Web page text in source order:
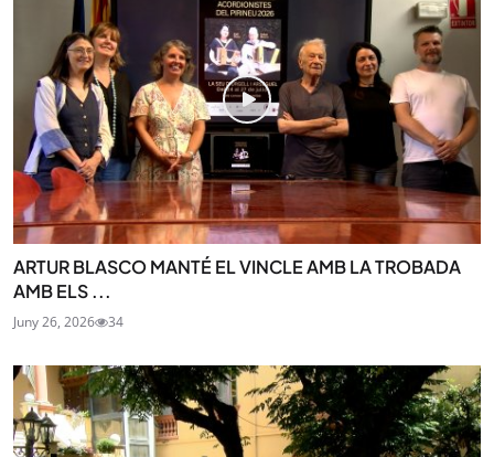
ARTUR BLASCO MANTÉ EL VINCLE AMB LA TROBADA
AMB ELS ...
Juny 26, 2026 34